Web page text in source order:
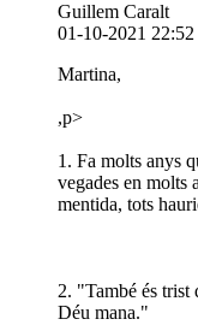
Guillem Caralt
01-10-2021 22:52
Martina,
,p>
1. Fa molts anys
vegades en molts
mentida, tots
2. "També és trist
Déu mana."